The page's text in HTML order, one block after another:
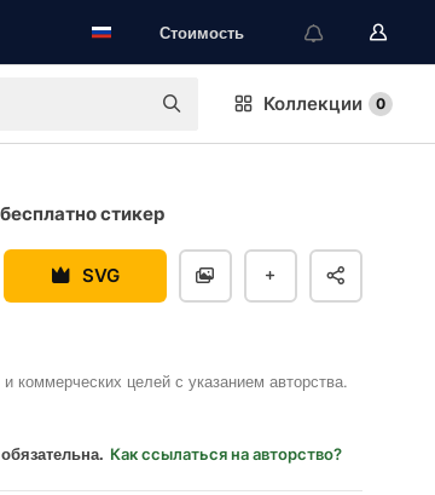
Стоимость
Коллекции 0
стикер
SVG
коммерческих целей с указанием авторства.
Как ссылаться на авторство?